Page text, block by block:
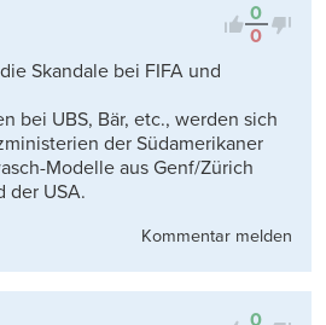
0
0
Skandale bei FIFA und
bei UBS, Bär, etc., werden sich
der Südamerikaner
Modelle aus Genf/Zürich
der USA.
Kommentar melden
0